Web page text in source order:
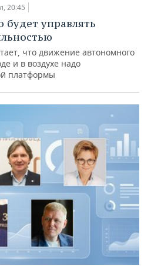
20:45
будет управлять
что движение автономного
и в воздухе надо
платформы